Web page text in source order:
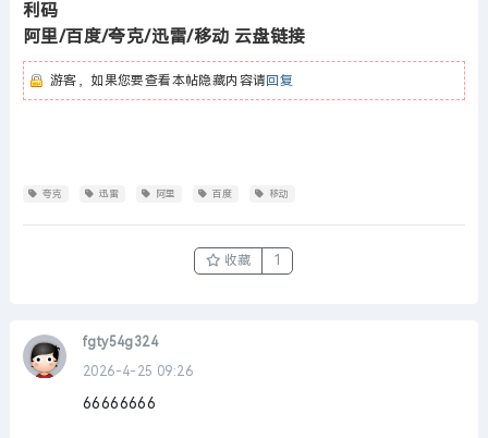
利码
阿里/百度/夸克/迅雷/移动 云盘链接
游客，如果您要查看本帖隐藏内容请回复
夸克 迅雷 阿里 百度 移动
收藏 1
fgty54g324
2026-4-25 09:26
66666666